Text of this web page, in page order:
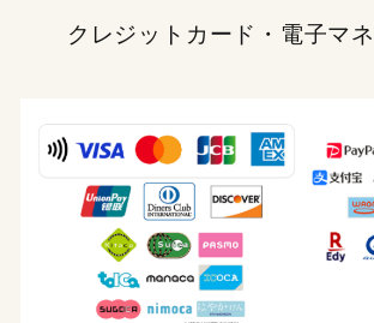
クレジットカード・電子マ